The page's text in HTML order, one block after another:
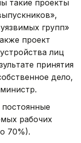
такие проекты
групп»
проект
лиц
принятия
дело,
рабочих
70%).